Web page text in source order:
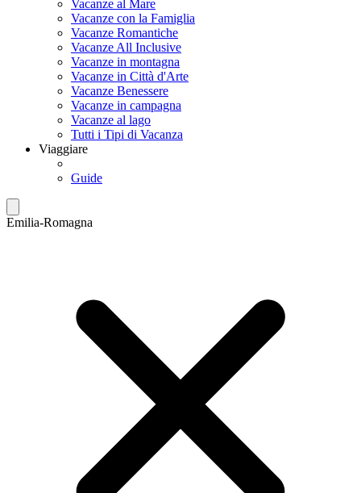
Vacanze al Mare
Vacanze con la Famiglia
Vacanze Romantiche
Vacanze All Inclusive
Vacanze in montagna
Vacanze in Città d'Arte
Vacanze Benessere
Vacanze in campagna
Vacanze al lago
Tutti i Tipi di Vacanza
Viaggiare
Guide
Emilia-Romagna